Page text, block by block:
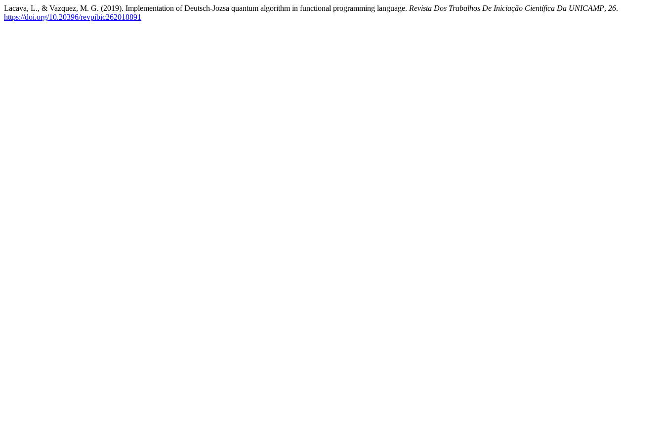
Lacava, L., & Vazquez, M. G. (2019). Implementation of Deutsch-Jozsa quantum algorithm in functional programming language. Revista Dos Trabalhos De Iniciação Científica Da UNICAMP, 26.
https://doi.org/10.20396/revpibic262018891